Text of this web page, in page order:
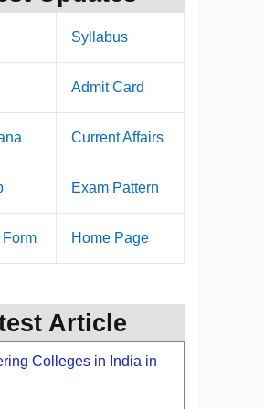
Syllabus
Admit Card
Current Affairs
Exam Pattern
Home Page
Article
Colleges in India in